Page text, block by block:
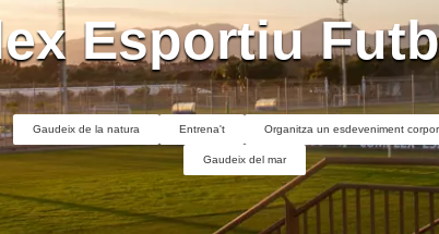
Esportiu
Gaudeix de la natura Entrena't Organitza un esdeveniment
Gaudeix del mar